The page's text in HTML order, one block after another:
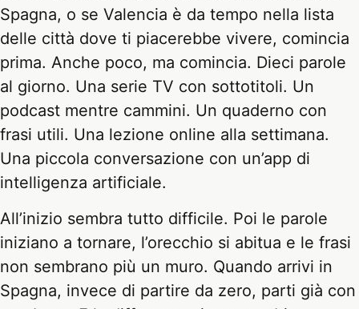
Spagna, o se Valencia è da tempo nella lista
delle città dove ti piacerebbe vivere, comincia
prima. Anche poco, ma comincia. Dieci parole
al giorno. Una serie TV con sottotitoli. Un
podcast mentre cammini. Un quaderno con
frasi utili. Una lezione online alla settimana.
Una piccola conversazione con un’app di
intelligenza artificiale.
All’inizio sembra tutto difficile. Poi le parole
iniziano a tornare, l’orecchio si abitua e le frasi
non sembrano più un muro. Quando arrivi in
Spagna, invece di partire da zero, parti già con